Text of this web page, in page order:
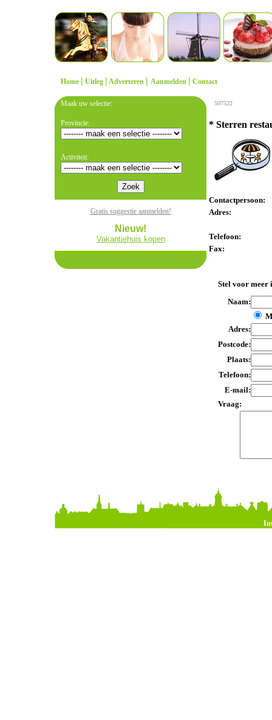
Home | Uitleg | Adverteren | Aanmelden | Contact
Maak uw selectie:
Provincie:
Activiteit:
Gratis suggestie aanmelden!
Nieuw!
Vakantiehuis kopen
507522
* Sterren
Contactpersoon:
Adres:
Telefoon:
Fax:
Stel voor meer
Naam:
Adres:
Postcode:
Plaats:
Telefoon:
E-mail:
Vraag: